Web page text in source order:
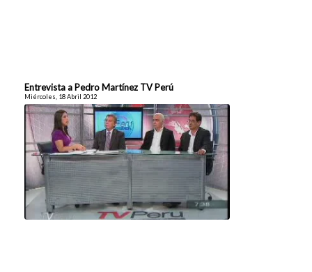
Entrevista a Pedro Martínez TV Perú
Miércoles, 18 Abril 2012